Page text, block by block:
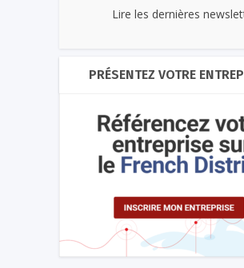
Lire les dernières
PRÉSENTEZ VOTRE